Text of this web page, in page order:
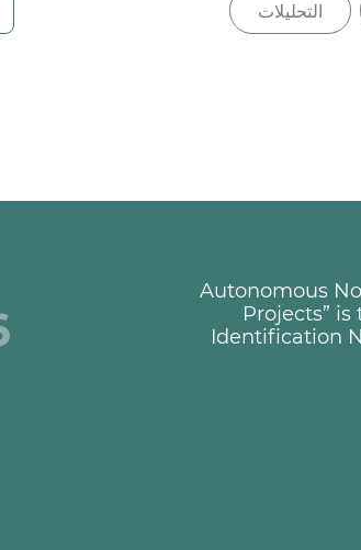
التحليلات
Autonomous
Projects”
Identification